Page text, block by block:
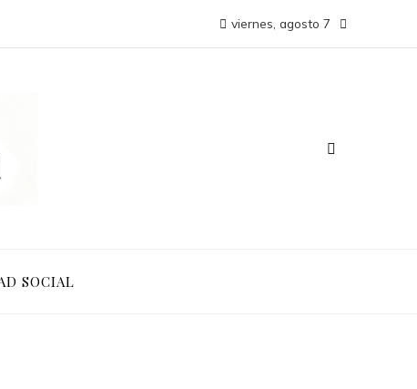
viernes, agosto 7
SOCIAL